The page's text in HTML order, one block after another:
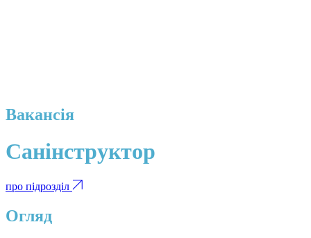
Вакансія
Санінструктор
про підрозділ
Огляд